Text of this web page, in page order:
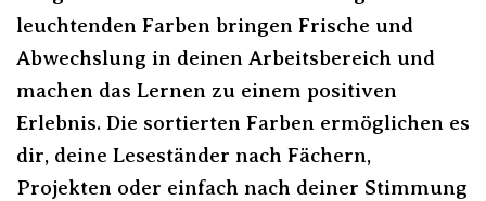
leuchtenden Farben bringen Frische und
Abwechslung in deinen Arbeitsbereich und
machen das Lernen zu einem positiven
Erlebnis. Die sortierten Farben ermöglichen es
dir, deine Leseständer nach Fächern,
Projekten oder einfach nach deiner Stimmung